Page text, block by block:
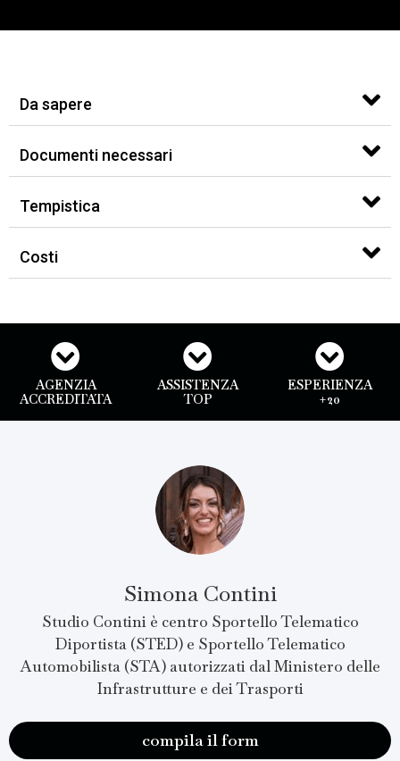
Da sapere
Documenti necessari
Tempistica
Costi
AGENZIA
ACCREDITATA
ASSISTENZA
TOP
ESPERIENZA
+20
Simona Contini
Studio Contini è centro Sportello Telematico
Diportista (STED) e Sportello Telematico
Automobilista (STA) autorizzati dal Ministero delle
Infrastrutture e dei Trasporti
compila il form